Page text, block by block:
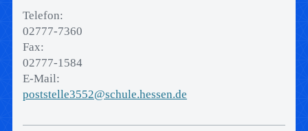
Telefon:
02777-7360
Fax:
02777-1584
E-Mail:
poststelle3552@schule.hessen.de